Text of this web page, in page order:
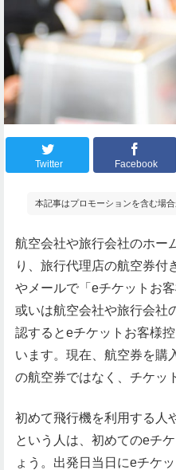
Twitter Facebook
本記事はプロモーションを含む場合
航空会社や旅行会社のホー
り、旅行代理店の航空券付
やメールで「eチケットお
或いは航空会社や旅行会社
認するとeチケットお客様
います。現在、航空券を購
の航空券ではなく、チケッ
初めて飛行機を利用する人
という人は、初めてのeチ
ょう。出発日当日にeチケ